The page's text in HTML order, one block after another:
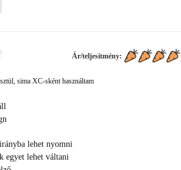
Ár/teljesítmény:
sima XC-sként használtam
lehet nyomni
egyet lehet váltani